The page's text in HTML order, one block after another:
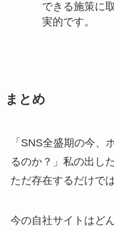
できる施策に
実的です。
まとめ
「SNS全盛期の今、
るのか？」私の出し
ただ存在するだけで
今の自社サイトはど